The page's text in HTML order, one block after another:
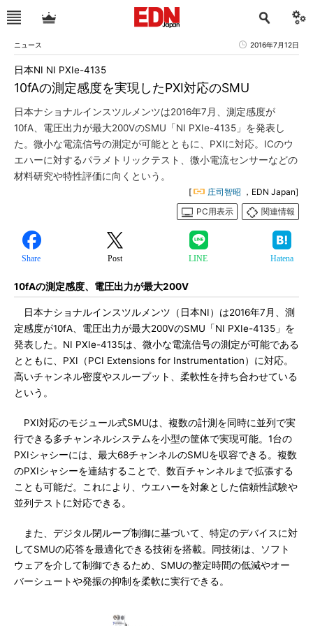
ニュース 2016年7月12日
10fAの測定感度を実現したPXI対応のSMU
日本NI NI PXIe-4135
日本ナショナルインスツルメンツは2016年7月、測定感度が
10fA、電圧出力が最大200VのSMU「NI PXIe-4135」を発表し
た。微小な電流信号の測定が可能とともに、PXIに対応。ICのウ
エハーに対するパラメトリックテスト、微小電流センサーなどの
材料研究や特性評価に向くという。
[ 庄司智昭 ，EDN Japan]
PC用表示
関連情報
Share Post LINE Hatena
10fAの測定感度、電圧出力が最大200V
日本ナショナルインスツルメンツ（日本NI）は2016年7月、測
定感度が10fA、電圧出力が最大200VのSMU「NI PXIe-4135」を
発表した。NI PXIe-4135は、微小な電流信号の測定が可能である
とともに、PXI（PCI Extensions for Instrumentation）に対応。
高いチャンネル密度やスループット、柔軟性を持ち合わせている
という。
PXI対応のモジュール式SMUは、複数の計測を同時に並列で実
行できる多チャンネルシステムを小型の筐体で実現可能。1台の
PXIシャシーには、最大68チャンネルのSMUを収容できる。複数
のPXIシャシーを連結することで、数百チャンネルまで拡張する
ことも可能だ。これにより、ウエハーを対象とした信頼性試験や
並列テストに対応できる。
また、デジタル閉ループ制御に基づいて、特定のデバイスに対
してSMUの応答を最適化できる技術を搭載。同技術は、ソフト
ウェアを介して制御できるため、SMUの整定時間の低減やオー
バーシュートや発振の抑制を柔軟に実行できる。